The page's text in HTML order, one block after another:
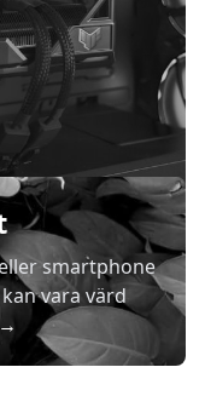
smartphone
vara värd